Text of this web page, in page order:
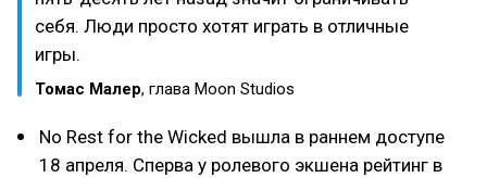
себя. Люди просто хотят играть в отличные
игры.
Томас Малер, глава Moon Studios
No Rest for the Wicked вышла в раннем доступе
18 апреля. Сперва у ролевого экшена рейтинг в